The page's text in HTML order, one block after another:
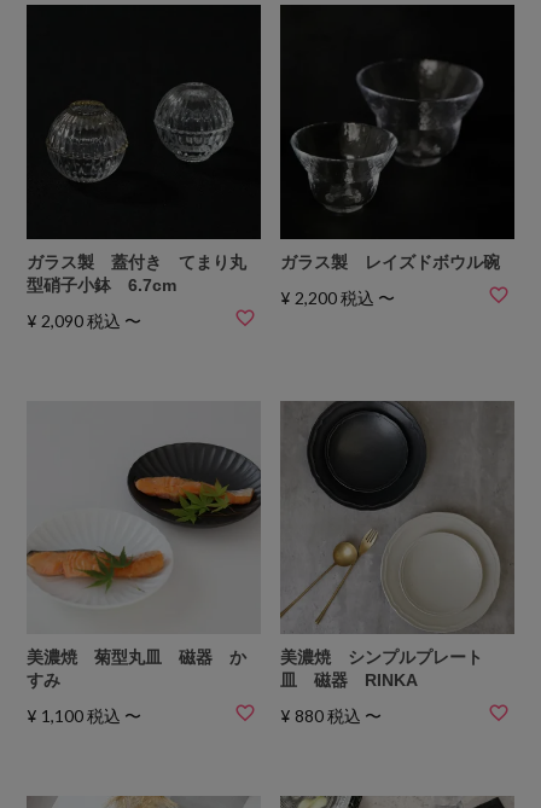
ガラス製 蓋付き てまり丸
型硝子小鉢 6.7cm
¥ 2,090 税込 〜
ガラス製 レイズドボウル碗
¥ 2,200税込 〜
美濃焼 菊型丸皿 磁器 か
すみ
¥ 1,100 税込 〜
美濃焼 シンプルプレート
皿 磁器 RINKA
¥ 880税込 〜